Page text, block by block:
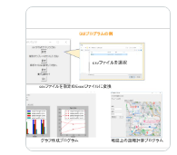
DaVinci Resolve:3年
得意分野
IT相談・システム開発
python GUI Tkinter
アプリケーション